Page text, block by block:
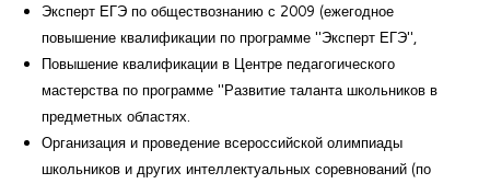
Эксперт ЕГЭ по обществознанию с 2009 (ежегодное
повышение квалификации по программе "Эксперт ЕГЭ",
Повышение квалификации в Центре педагогического
мастерства по программе "Развитие таланта школьников в
предметных областях.
Организация и проведение всероссийской олимпиады
школьников и других интеллектуальных соревнований (по